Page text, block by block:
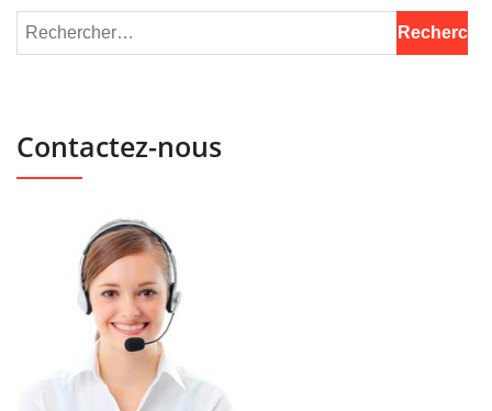
Contactez-nous